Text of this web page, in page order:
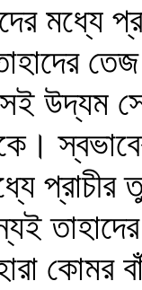
মধ্যে
উদ্যম
প্রাচীর
কোমর